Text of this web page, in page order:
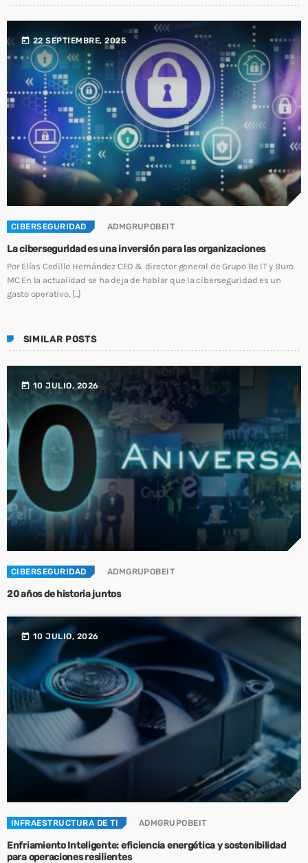
today 22 SEPTIEMBRE, 2025
CIBERSEGURIDAD ADMGRUPOBEIT
La ciberseguridad es una inversión para las organizaciones
Por Elías Cedillo Hernández CEO & director general de Grupo Be IT y Buro
MC En la actualidad se ha deja de hablar que la ciberseguridad es un
gasto operativo, [...]
SIMILAR POSTS
today 10 JULIO, 2026
CIBERSEGURIDAD ADMGRUPOBEIT
20 años de historia juntos
today 10 JULIO, 2026
INFRAESTRUCTURA DE TI ADMGRUPOBEIT
Enfriamiento Inteligente: eficiencia energética y sostenibilidad
para operaciones resilientes